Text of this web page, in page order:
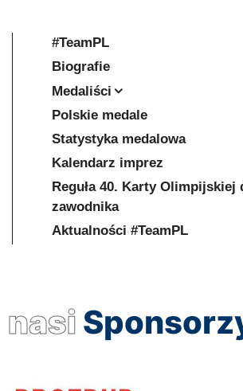
#TeamPL
Biografie
Medaliści
Polskie medale
Statystyka medalowa
Kalendarz imprez
Reguła 40. Karty Olimpijskiej
zawodnika
Aktualności #TeamPL
nasi